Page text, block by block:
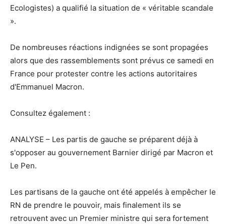
Ecologistes) a qualifié la situation de « véritable scandale
».
De nombreuses réactions indignées se sont propagées
alors que des rassemblements sont prévus ce samedi en
France pour protester contre les actions autoritaires
d'Emmanuel Macron.
Consultez également :
ANALYSE – Les partis de gauche se préparent déjà à
s'opposer au gouvernement Barnier dirigé par Macron et
Le Pen.
Les partisans de la gauche ont été appelés à empêcher le
RN de prendre le pouvoir, mais finalement ils se
retrouvent avec un Premier ministre qui sera fortement